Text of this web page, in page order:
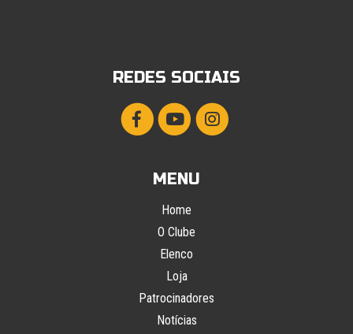
REDES SOCIAIS
MENU
Home
O Clube
Elenco
Loja
Patrocinadores
Notícias